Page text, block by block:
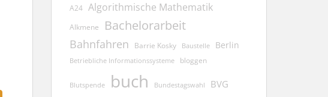
A24 Algorithmische Mathematik
Alkmene Bachelorarbeit
Bahnfahren Barrie Kosky Baustelle Berlin
Betriebliche Informationssysteme bloggen
Blutspende buch Bundestagswahl BVG